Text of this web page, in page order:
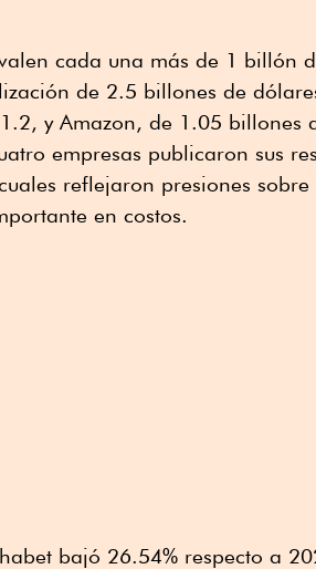
cada una más de 1 billón
de 2.5 billones de
y Amazon, de 1.05 billones
empresas publicaron sus
reflejaron presiones
en costos.
bajó 26.54% respecto a